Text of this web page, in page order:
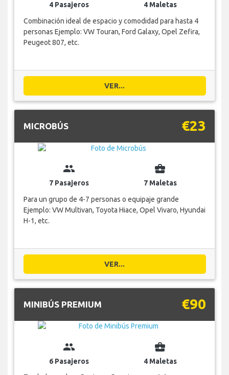
4 Pasajeros
4 Maletas
Combinación ideal de espacio y comodidad para hasta 4
personas Ejemplo: VW Touran, Ford Galaxy, Opel Zefira,
Peugeot 807, etc.
VER...
MICROBÚS €23
group
7 Pasajeros
business_center
7 Maletas
Para un grupo de 4-7 personas o equipaje grande
Ejemplo: VW Multivan, Toyota Hiace, Opel Vivaro, Hyundai
H-1, etc.
VER...
MINIBÚS PREMIUM €90
group
6 Pasajeros
business_center
4 Maletas